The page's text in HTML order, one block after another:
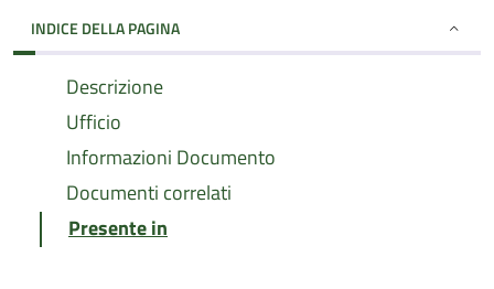
INDICE DELLA PAGINA
Descrizione
Ufficio
Informazioni Documento
Documenti correlati
Presente in